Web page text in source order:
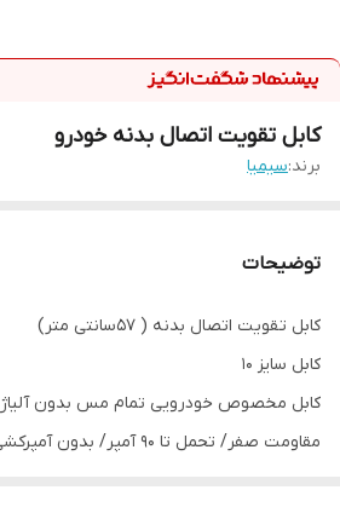
کابل تقویت اتصال بدنه خودرو
برند:سیمیا
توضیحات
کابل تقویت اتصال بدنه ( 57سانتی متر)
کابل سایز 10
کابل مخصوص خودرویی تمام مس بدون آلیاژ
مقاومت صفر/ تحمل تا 90 آمپر/ بدون آمپرکشی و مقاوم